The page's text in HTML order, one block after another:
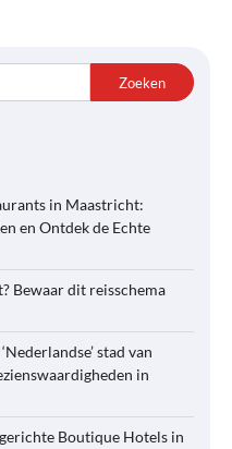
Zoeken
in Maastricht:
en Ontdek de Echte
Bewaar dit reisschema
stad van
in
Boutique Hotels in